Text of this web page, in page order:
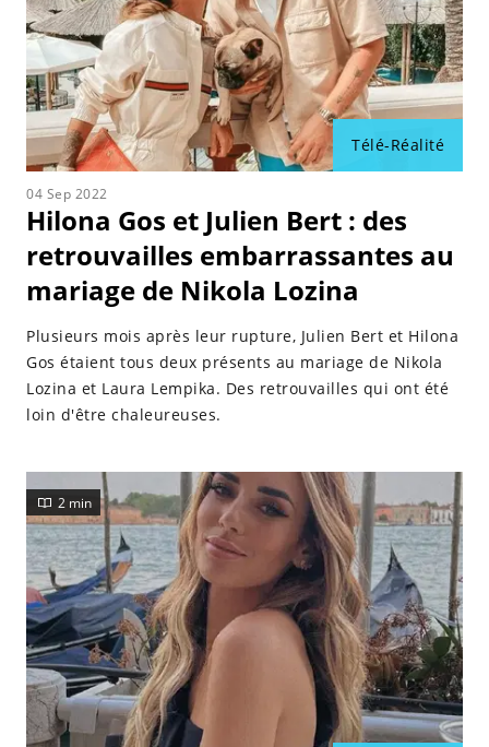
Télé-Réalité
04 Sep 2022
Hilona Gos et Julien Bert : des
retrouvailles embarrassantes au
mariage de Nikola Lozina
Plusieurs mois après leur rupture, Julien Bert et Hilona
Gos étaient tous deux présents au mariage de Nikola
Lozina et Laura Lempika. Des retrouvailles qui ont été
loin d'être chaleureuses.
2 min